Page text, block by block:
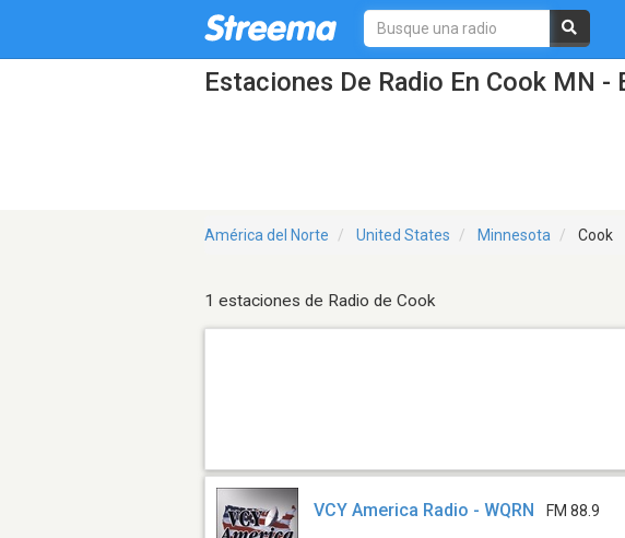
Estaciones De Radio En Cook MN -
América del Norte United States Minnesota Cook
1 estaciones de Radio de Cook
VCY America Radio - WQRN FM 88.9